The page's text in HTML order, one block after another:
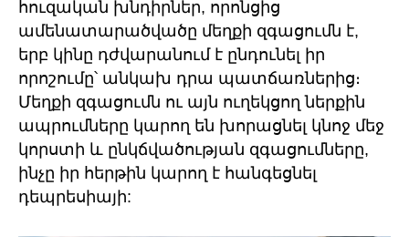
հուզական խնդիրներ, որոնցից
ամենատարածվածը մեղքի զգացումն է,
երբ կինը դժվարանում է ընդունել իր
որոշումը՝ անկախ դրա պատճառներից։
Մեղքի զգացումն ու այն ուղեկցող ներքին
ապրումները կարող են խորացնել կնոջ մեջ
կորստի և ընկճվածության զգացումները,
ինչը իր հերթին կարող է հանգեցնել
դեպրեսիայի: